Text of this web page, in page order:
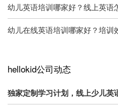
幼儿英语培训哪家好？线上英语
幼儿在线英语培训哪家好？培训
hellokid公司动态
独家定制学习计划，线上少儿英